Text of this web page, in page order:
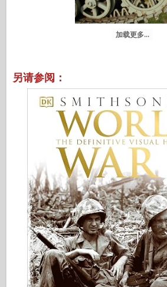
加载更多...
另请参阅：